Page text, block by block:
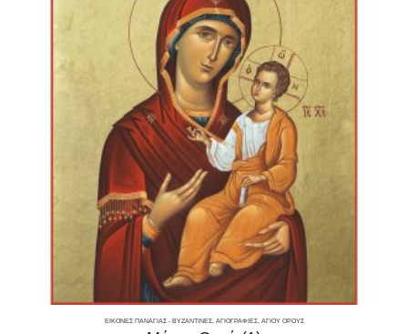
ΕΙΚΌΝΕΣ ΠΑΝΑΓΊΑΣ - ΒΥΖΑΝΤΙΝΈΣ, ΑΓΙΟΓΡΑΦΊΕΣ, ΑΓΊΟΥ ΌΡΟΥΣ